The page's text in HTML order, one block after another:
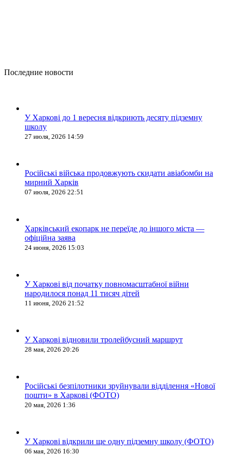
Последние новости
У Харкові до 1 вересня відкриють десяту підземну
школу
27 июля, 2026 14:59
Російські війська продовжують скидати авіабомби на
мирний Харків
07 июля, 2026 22:51
Харківський екопарк не переїде до іншого міста —
офіційна заява
24 июня, 2026 15:03
У Харкові від початку повномасштабної війни
народилося понад 11 тисяч дітей
11 июня, 2026 21:52
У Харкові відновили тролейбусний маршрут
28 мая, 2026 20:26
Російські безпілотники зруйнували відділення «Нової
пошти» в Харкові (ФОТО)
20 мая, 2026 1:36
У Харкові відкрили ще одну підземну школу (ФОТО)
06 мая, 2026 16:30